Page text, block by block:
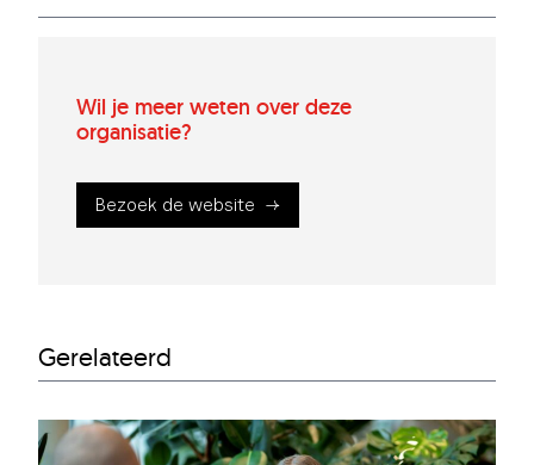
Wil je meer weten over deze
organisatie?
Bezoek de website
Gerelateerd